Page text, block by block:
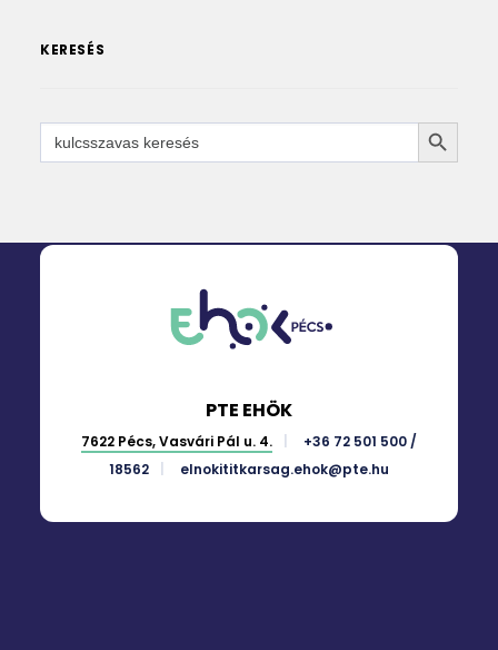
KERESÉS
Search
for:
SEARCH
PTE EHÖK
7622 Pécs, Vasvári Pál u. 4.
+36 72 501 500 /
18562
elnokititkarsag.ehok@pte.hu